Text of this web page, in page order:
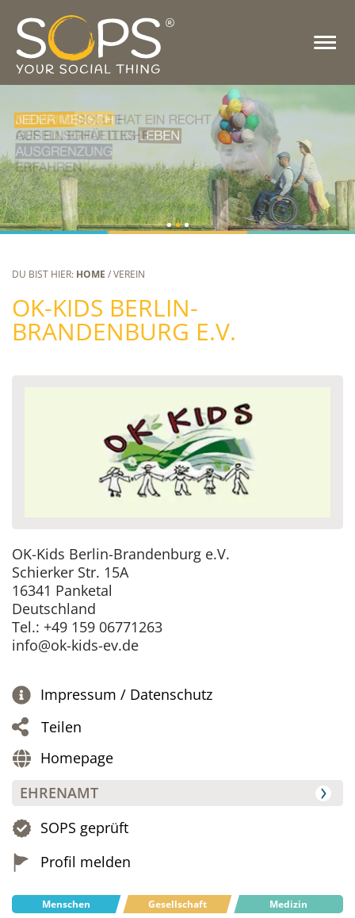
DU BIST HIER: HOME / VEREIN
OK-KIDS BERLIN-
BRANDENBURG E.V.
OK-Kids Berlin-Brandenburg e.V.
Schierker Str. 15A
16341 Panketal
Deutschland
Tel.: +49 159 06771263
info@ok-kids-ev.de
Impressum / Datenschutz
Teilen
Homepage
EHRENAMT
SOPS geprüft
Profil melden
Menschen Gesellschaft Medizin